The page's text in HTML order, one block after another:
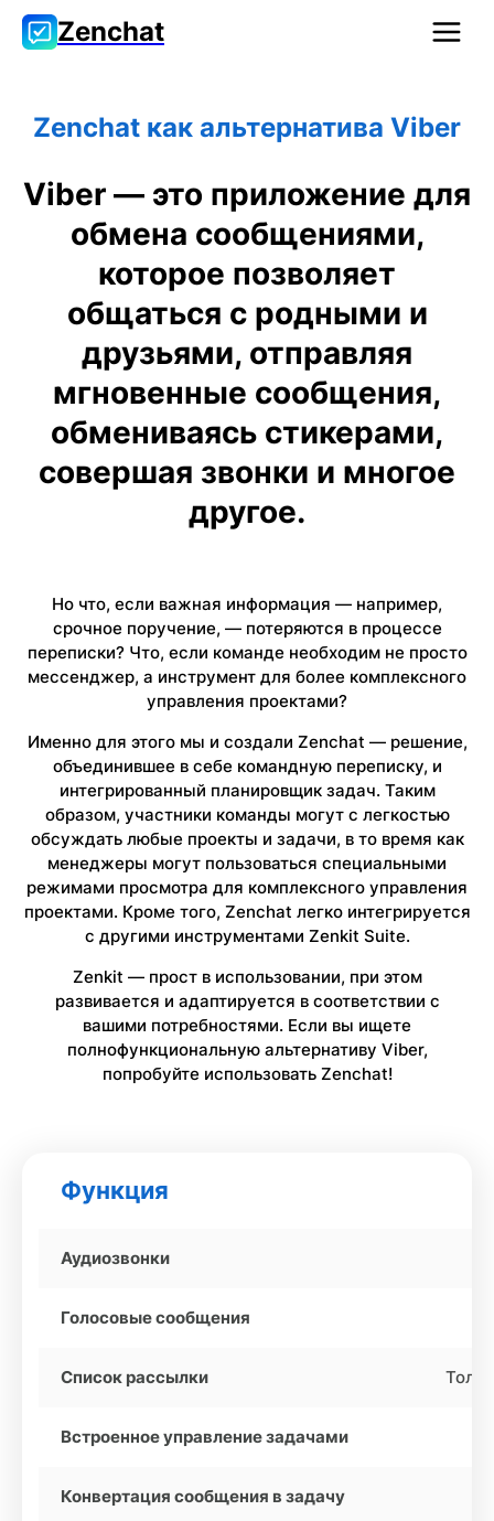
Zenchat
Zenchat как альтернатива Viber
Viber — это приложение для
обмена сообщениями,
которое позволяет
общаться с родными и
друзьями, отправляя
мгновенные сообщения,
обмениваясь стикерами,
совершая звонки и многое
другое.
Но что, если важная информация — например,
срочное поручение, — потеряются в процессе
переписки? Что, если команде необходим не просто
мессенджер, а инструмент для более комплексного
управления проектами?
Именно для этого мы и создали Zenchat — решение,
объединившее в себе командную переписку, и
интегрированный планировщик задач. Таким
образом, участники команды могут с легкостью
обсуждать любые проекты и задачи, в то время как
менеджеры могут пользоваться специальными
режимами просмотра для комплексного управления
проектами. Кроме того, Zenchat легко интегрируется
с другими инструментами Zenkit Suite.
Zenkit — прост в использовании, при этом
развивается и адаптируется в соответствии с
вашими потребностями. Если вы ищете
полнофункциональную альтернативу Viber,
попробуйте использовать Zenchat!
Функция
Аудиозвонки
Голосовые сообщения
Список рассылки
Встроенное управление задачами
Конвертация сообщения в задачу